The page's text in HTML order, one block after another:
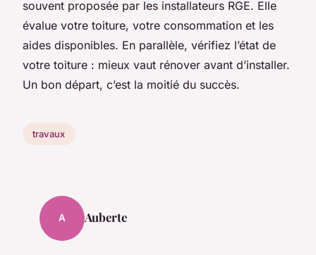
souvent proposée par les installateurs RGE. Elle
évalue votre toiture, votre consommation et les
aides disponibles. En parallèle, vérifiez l’état de
votre toiture : mieux vaut rénover avant d’installer.
Un bon départ, c’est la moitié du succès.
travaux
A Auberte